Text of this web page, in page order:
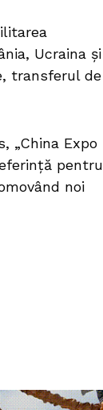
Ucraina și
transferul de
„China Expo
pentru
noi